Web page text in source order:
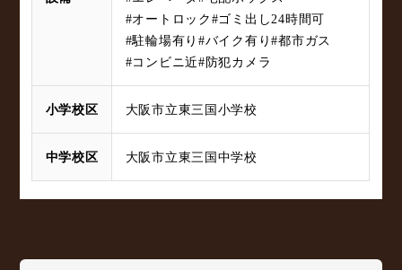
#オートロック#ゴミ出し24時間可
#駐輪場有り#バイク有り#都市ガス
#コンビニ近#防犯カメラ
小学校区 大阪市立東三国小学校
中学校区 大阪市立東三国中学校